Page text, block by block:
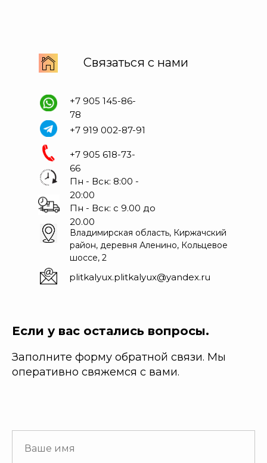
Пн - Вск: с 9.00 до
20.00
Связаться с нами
+7 905 618-73-
66
+7 905 145-86-
78
+7 919 002-87-91
Пн - Вск: 8:00 -
20:00
plitkalyux.plitkalyux@yandex.ru
Владимирская область, Киржачский
район, деревня Аленино, Кольцевое
шоссе, 2
Если у вас остались вопросы.
Заполните форму обратной связи. Мы
оперативно свяжемся с вами.